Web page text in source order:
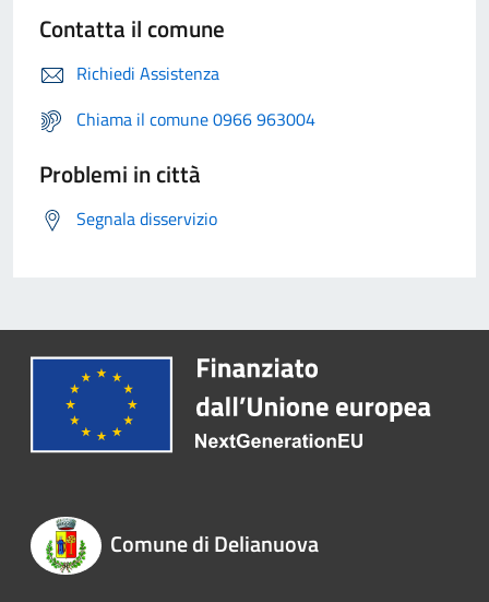
Contatta il comune
Richiedi Assistenza
Chiama il comune 0966 963004
Problemi in città
Segnala disservizio
Comune di Delianuova